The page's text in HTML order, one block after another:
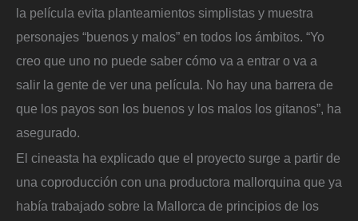
la película evita planteamientos simplistas y muestra
personajes “buenos y malos” en todos los ámbitos. “Yo
creo que uno no puede saber cómo va a entrar o va a
salir la gente de ver una película. No hay una barrera de
que los payos son los buenos y los malos los gitanos”, ha
asegurado.
El cineasta ha explicado que el proyecto surge a partir de
una coproducción con una productora mallorquina que ya
había trabajado sobre la Mallorca de principios de los